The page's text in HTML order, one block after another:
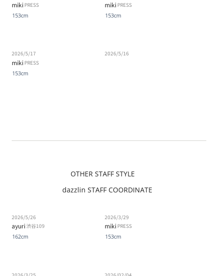
miki PRESS
153cm
miki PRESS
153cm
miki PRESS
2026/5/17
153cm
2026/5/16
OTHER STAFF STYLE
dazzlin STAFF COORDINATE
ayuri渋谷109
2026/5/26
162cm
miki PRESS
2026/3/29
153cm